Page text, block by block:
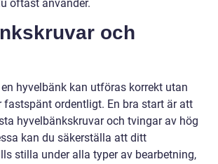
oftast använder.
och
hyvelbänk kan utföras korrekt utan
fastspänt ordentligt. En bra start är att
hyvelbänkskruvar och tvingar av hög
kan du säkerställa att ditt
stilla under alla typer av bearbetning,